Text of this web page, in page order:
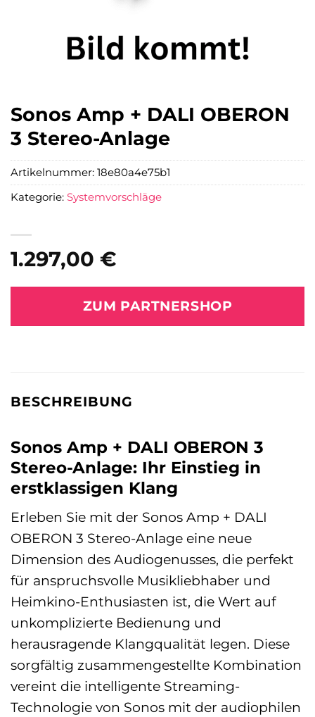
Sonos Amp + DALI OBERON
3 Stereo-Anlage
1.297,00 €
ZUM PARTNERSHOP
Artikelnummer: 18e80a4e75b1
Kategorie: Systemvorschläge
BESCHREIBUNG
Sonos Amp + DALI OBERON 3
Stereo-Anlage: Ihr Einstieg in
erstklassigen Klang
Erleben Sie mit der Sonos Amp + DALI
OBERON 3 Stereo-Anlage eine neue
Dimension des Audiogenusses, die perfekt
für anspruchsvolle Musikliebhaber und
Heimkino-Enthusiasten ist, die Wert auf
unkomplizierte Bedienung und
herausragende Klangqualität legen. Diese
sorgfältig zusammengestellte Kombination
vereint die intelligente Streaming-
Technologie von Sonos mit der audiophilen